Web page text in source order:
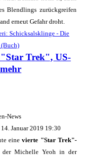
Blendlings zurückgreifen
erneut Gefahr droht.
Schicksalsklinge - Die
(Buch)
Trek", US-
News
Januar 2019 19:30
einevierte "Star Trek"-
der Michelle Yeoh in der